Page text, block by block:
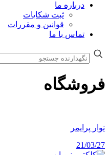
درباره ما
ثبت شکایات
قوانین و مقررات
تماس با ما
فروشگاه
نوار پرایمر
21/03/27